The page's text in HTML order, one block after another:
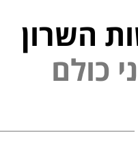
השרון